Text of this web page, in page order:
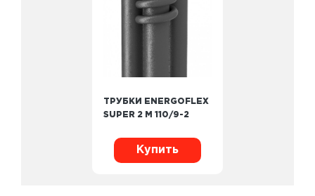
ТРУБКИ ENERGOFLEX
SUPER 2 М 110/9-2
Купить